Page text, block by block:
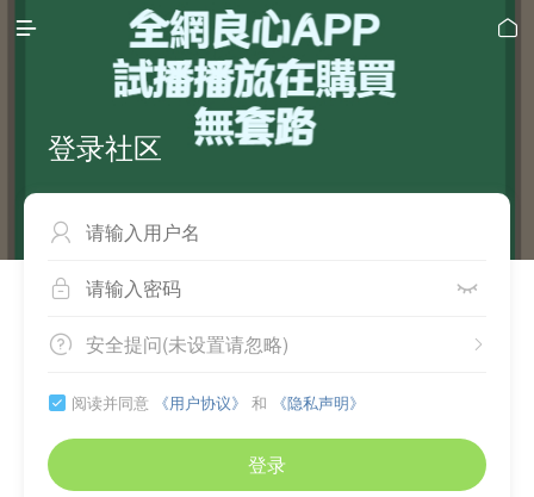
 
登录社区

 
 
安全提问(未设置请忽略)
 阅读并同意 《用户协议》 和 《隐私声明》
登录